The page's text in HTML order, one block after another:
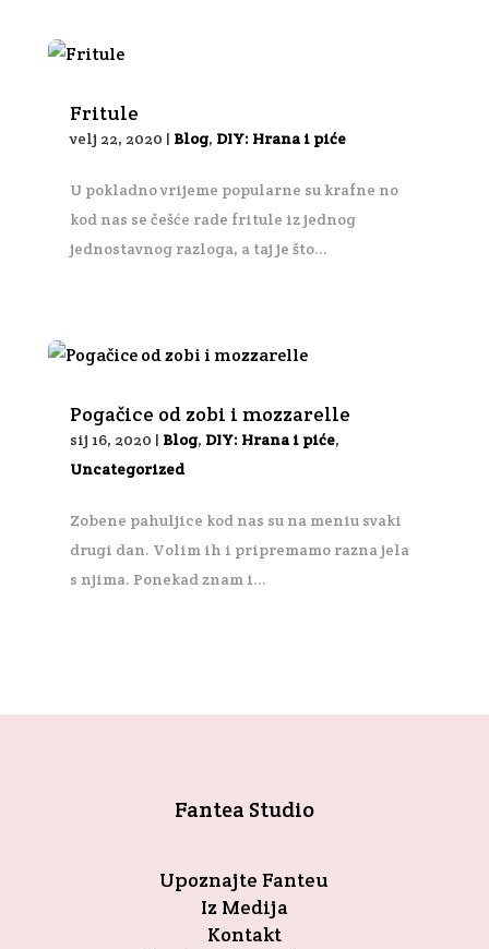
Fritule
velj 22, 2020 | Blog, DIY: Hrana i piće
U pokladno vrijeme popularne su krafne no
kod nas se češće rade fritule iz jednog
jednostavnog razloga, a taj je što...
Pogačice od zobi i mozzarelle
sij 16, 2020 | Blog, DIY: Hrana i piće,
Uncategorized
Zobene pahuljice kod nas su na meniu svaki
drugi dan. Volim ih i pripremamo razna jela
s njima. Ponekad znam i...
Fantea Studio
Upoznajte Fanteu
Iz Medija
Kontakt